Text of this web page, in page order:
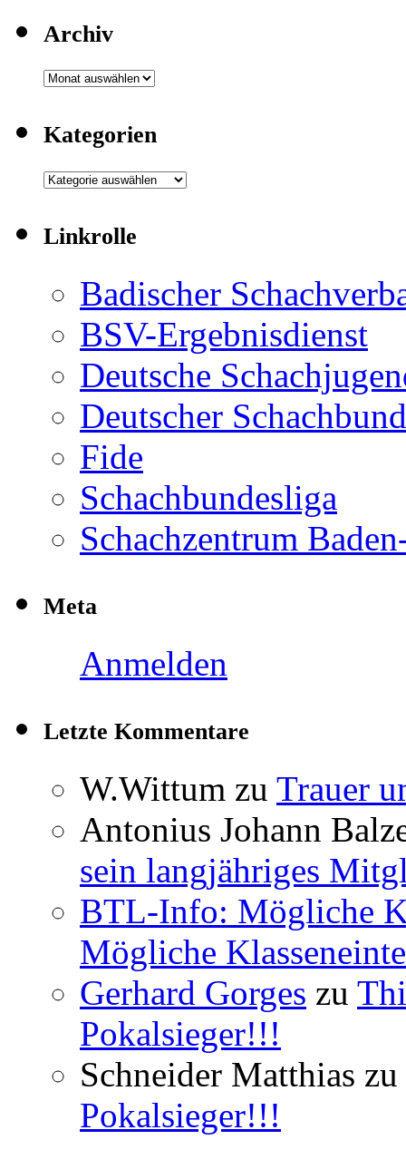
Archiv
Archiv
Kategorien
Kategorien
Linkrolle
Badischer
BSV-Ergebnisdienst
Deutsche
Deutscher Schachbund
Fide
Schachbundesliga
Schachzentrum
Meta
Anmelden
Letzte Kommentare
W.Wittum zu Trauer
Antonius Johann
sein langjähriges
BTL-Info: Mögliche
Mögliche
Gerhard Gorges zu
Pokalsieger!!!
Schneider Matthias zu
Pokalsieger!!!